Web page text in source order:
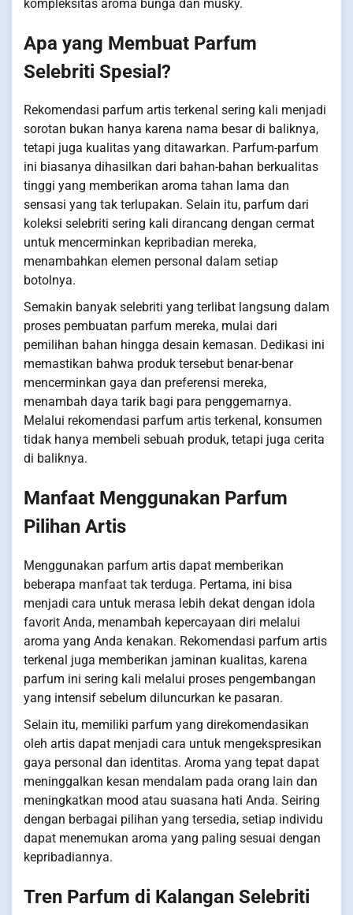
kompleksitas aroma bunga dan musky.
Apa yang Membuat Parfum
Selebriti Spesial?
Rekomendasi parfum artis terkenal sering kali menjadi
sorotan bukan hanya karena nama besar di baliknya,
tetapi juga kualitas yang ditawarkan. Parfum-parfum
ini biasanya dihasilkan dari bahan-bahan berkualitas
tinggi yang memberikan aroma tahan lama dan
sensasi yang tak terlupakan. Selain itu, parfum dari
koleksi selebriti sering kali dirancang dengan cermat
untuk mencerminkan kepribadian mereka,
menambahkan elemen personal dalam setiap
botolnya.
Semakin banyak selebriti yang terlibat langsung dalam
proses pembuatan parfum mereka, mulai dari
pemilihan bahan hingga desain kemasan. Dedikasi ini
memastikan bahwa produk tersebut benar-benar
mencerminkan gaya dan preferensi mereka,
menambah daya tarik bagi para penggemarnya.
Melalui rekomendasi parfum artis terkenal, konsumen
tidak hanya membeli sebuah produk, tetapi juga cerita
di baliknya.
Manfaat Menggunakan Parfum
Pilihan Artis
Menggunakan parfum artis dapat memberikan
beberapa manfaat tak terduga. Pertama, ini bisa
menjadi cara untuk merasa lebih dekat dengan idola
favorit Anda, menambah kepercayaan diri melalui
aroma yang Anda kenakan. Rekomendasi parfum artis
terkenal juga memberikan jaminan kualitas, karena
parfum ini sering kali melalui proses pengembangan
yang intensif sebelum diluncurkan ke pasaran.
Selain itu, memiliki parfum yang direkomendasikan
oleh artis dapat menjadi cara untuk mengekspresikan
gaya personal dan identitas. Aroma yang tepat dapat
meninggalkan kesan mendalam pada orang lain dan
meningkatkan mood atau suasana hati Anda. Seiring
dengan berbagai pilihan yang tersedia, setiap individu
dapat menemukan aroma yang paling sesuai dengan
kepribadiannya.
Tren Parfum di Kalangan Selebriti